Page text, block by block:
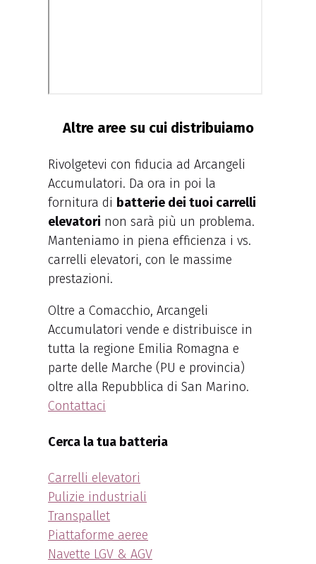
Altre aree su cui distribuiamo
Rivolgetevi con fiducia ad Arcangeli
Accumulatori. Da ora in poi la
fornitura di batterie dei tuoi carrelli
elevatori non sarà più un problema.
Manteniamo in piena efficienza i vs.
carrelli elevatori, con le massime
prestazioni.
Oltre a Comacchio, Arcangeli
Accumulatori vende e distribuisce in
tutta la regione Emilia Romagna e
parte delle Marche (PU e provincia)
oltre alla Repubblica di San Marino.
Contattaci
Cerca la tua batteria
Carrelli elevatori
Pulizie industriali
Transpallet
Piattaforme aeree
Navette LGV & AGV